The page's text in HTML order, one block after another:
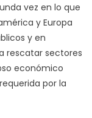
vez en lo que
y Europa
y en
rescatar sectores
económico
por la